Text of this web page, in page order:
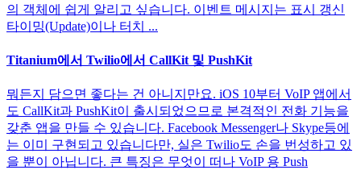
의 객체에 쉽게 알리고 싶습니다. 이벤트 메시지는 표시 갱신
타이밍(Update)이나 터치 ...
Titanium에서 Twilio에서 CallKit 및 PushKit
뭐든지 담으면 좋다는 건 아니지만요. iOS 10부터 VoIP 앱에서
도 CallKit과 PushKit이 출시되었으므로 본격적인 전화 기능을
갖춘 앱을 만들 수 있습니다. Facebook Messenger나 Skype등에
는 이미 구현되고 있습니다만, 실은 Twilio도 손을 번성하고 있
을 뿐이 아닙니다. 큰 특징은 무엇이 떠나 VoIP 용 Push